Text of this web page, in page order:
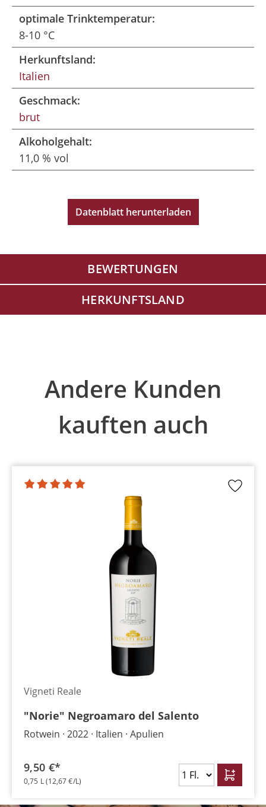
optimale Trinktemperatur:
8-10 °C
Herkunftsland:
Italien
Geschmack:
brut
Alkoholgehalt:
11,0 % vol
Datenblatt herunterladen
BEWERTUNGEN
HERKUNFTSLAND
Andere Kunden
kauften auch
Vigneti Reale
"Norie" Negroamaro del Salento
Rotwein 2022 Italien Apulien
9,50 €*
0,75 L(12,67 €/L)